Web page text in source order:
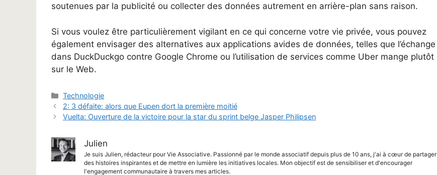
soutenues par la publicité ou collecter des données autrement en arrière-plan sans raison.
Si vous voulez être particulièrement vigilant en ce qui concerne votre vie privée, vous pouvez
également envisager des alternatives aux applications avides de données, telles que l’échange
dans DuckDuckgo contre Google Chrome ou l’utilisation de services comme Uber mange plutôt
sur le Web.
Catégories
Technologie
2: 3 défaite: alors que Eupen dort la première moitié
Vuelta: Ouverture de la victoire pour la star du sprint belge Jasper Philipsen
Julien
Je suis Julien, rédacteur pour Vie Associative. Passionné par le monde associatif depuis plus de 10 ans, j'ai à cœur de partager
des histoires inspirantes et de mettre en lumière les initiatives locales. Mon objectif est de sensibiliser et d'encourager
l'engagement communautaire à travers mes articles.